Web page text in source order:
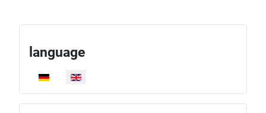
Select your language
language